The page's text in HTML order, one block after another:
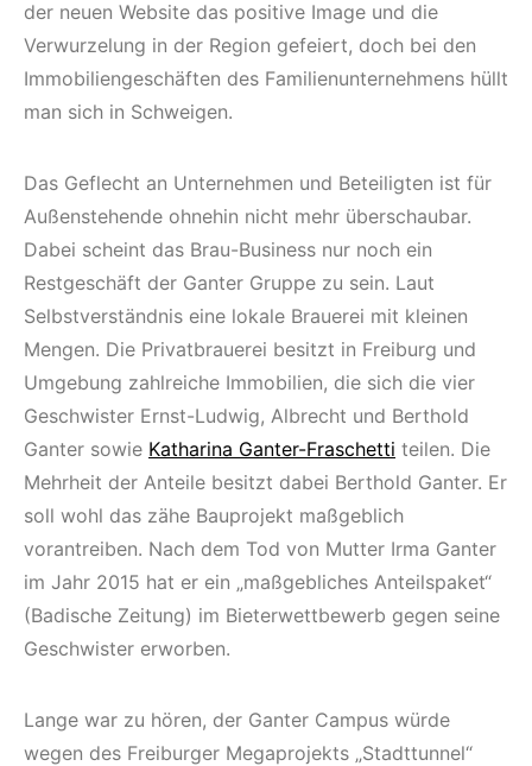
der neuen Website das positive Image und die
Verwurzelung in der Region gefeiert, doch bei den
Immobiliengeschäften des Familienunternehmens hüllt
man sich in Schweigen.
Das Geflecht an Unternehmen und Beteiligten ist für
Außenstehende ohnehin nicht mehr überschaubar.
Dabei scheint das Brau-Business nur noch ein
Restgeschäft der Ganter Gruppe zu sein. Laut
Selbstverständnis eine lokale Brauerei mit kleinen
Mengen. Die Privatbrauerei besitzt in Freiburg und
Umgebung zahlreiche Immobilien, die sich die vier
Geschwister Ernst-Ludwig, Albrecht und Berthold
Ganter sowie Katharina Ganter-Fraschetti teilen. Die
Mehrheit der Anteile besitzt dabei Berthold Ganter. Er
soll wohl das zähe Bauprojekt maßgeblich
vorantreiben. Nach dem Tod von Mutter Irma Ganter
im Jahr 2015 hat er ein „maßgebliches Anteilspaket“
(Badische Zeitung) im Bieterwettbewerb gegen seine
Geschwister erworben.
Lange war zu hören, der Ganter Campus würde
wegen des Freiburger Megaprojekts „Stadttunnel“